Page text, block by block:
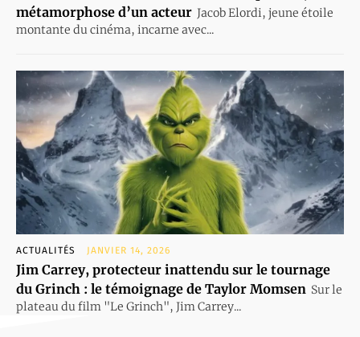
métamorphose d’un acteur Jacob Elordi, jeune étoile
montante du cinéma, incarne avec...
ACTUALITÉS JANVIER 14, 2026
Jim Carrey, protecteur inattendu sur le tournage
du Grinch : le témoignage de Taylor Momsen Sur le
plateau du film "Le Grinch", Jim Carrey...